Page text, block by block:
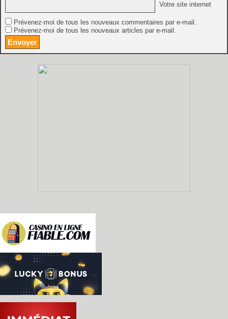
Votre site internet
Prévenez-moi de tous les nouveaux commentaires par e-mail.
Prévenez-moi de tous les nouveaux articles par e-mail.